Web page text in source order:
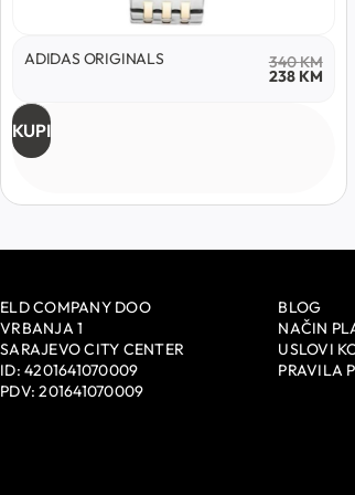
ADIDAS ORIGINALS 340KM
238 KM
KUPI
ELD COMPANY DOO
VRBANJA 1
SARAJEVO CITY CENTER
ID: 4201641070009
PDV: 201641070009
BLOG
NAČIN
USLOVI
PRAVILA